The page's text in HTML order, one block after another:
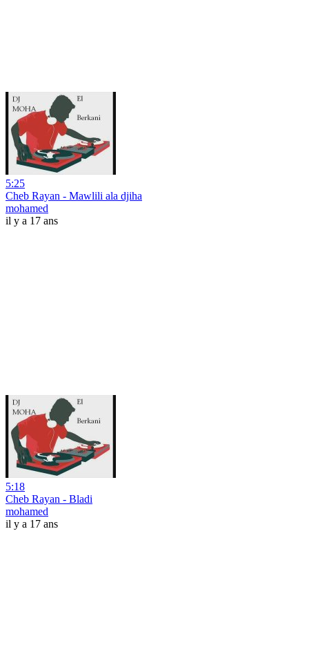
5:25
Cheb Rayan - Mawlili ala djiha
mohamed
il y a 17 ans
5:18
Cheb Rayan - Bladi
mohamed
il y a 17 ans